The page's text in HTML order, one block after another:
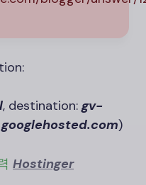
, destination: gv-
)
Hostinger